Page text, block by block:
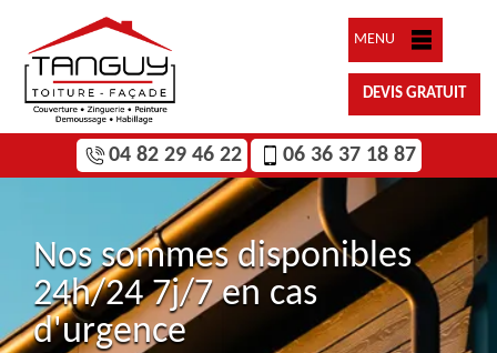
MENU
DEVIS GRATUIT
04 82 29 46 22 06 36 37 18 87
Nos sommes disponibles
24h/24 7j/7 en cas
d'urgence